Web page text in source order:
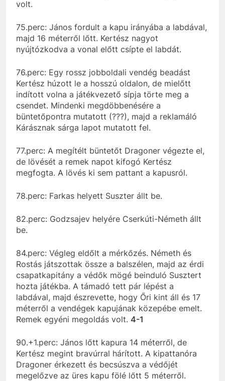
volt.
75.perc: János fordult a kapu irányába a labdával,
majd 16 méterről lőtt. Kertész nagyot
nyújtózkodva a vonal előtt csípte el labdát.
76.perc: Egy rossz jobboldali vendég beadást
Kertész húzott le a hosszú oldalon, de mielőtt
indított volna a játékvezető sípja törte meg a
csendet. Mindenki megdöbbenésére a
büntetőpontra mutatott (???), majd a reklamáló
Kárásznak sárga lapot mutatott fel.
77.perc: A megítélt büntetőt Dragoner végezte el,
de lövését a remek napot kifogó Kertész
megfogta. A lövés ki sem pattant a kapusról.
78.perc: Farkas helyett Suszter állt be.
82.perc: Godzsajev helyére Cserkúti-Németh állt
be.
84.perc: Végleg eldőlt a mérkőzés. Németh és
Rostás játszottak össze a balszélen, majd az érdi
csapatkapitány a védők mögé beinduló Susztert
hozta játékba. A támadó tett pár lépést a
labdával, majd észrevette, hogy Őri kint áll és 17
méterről a vendégek kapujának közepébe emelt.
Remek egyéni megoldás volt. 4-1
90.+1.perc: János lőtt kapura 14 méterről, de
Kertész megint bravúrral hárított. A kipattanóra
Dragoner érkezett és becsúszva a védőjét
megelőzve az üres kapu fölé lőtt 5 méterről.